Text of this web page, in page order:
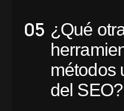
¿Qué
métodos
del SEO?